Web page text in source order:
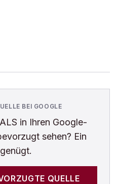
BEI GOOGLE
in Ihren Google-
sehen? Ein
QUELLE